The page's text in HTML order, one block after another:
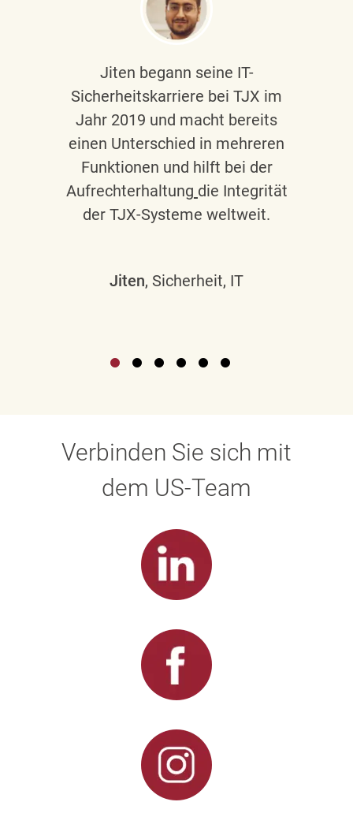
Jiten begann seine IT-
Sicherheitskarriere bei TJX im
Jahr 2019 und macht bereits
einen Unterschied in mehreren
Funktionen und hilft bei der
Aufrechterhaltung die Integrität
der TJX-Systeme weltweit.
Jiten, Sicherheit, IT
Verbinden Sie sich mit
dem US-Team